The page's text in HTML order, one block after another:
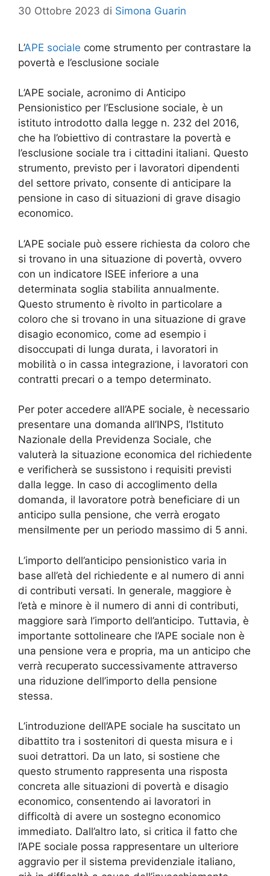
30 Ottobre 2023 di Simona Guarin
L’APE sociale come strumento per contrastare la
povertà e l’esclusione sociale
L’APE sociale, acronimo di Anticipo
Pensionistico per l’Esclusione sociale, è un
istituto introdotto dalla legge n. 232 del 2016,
che ha l’obiettivo di contrastare la povertà e
l’esclusione sociale tra i cittadini italiani. Questo
strumento, previsto per i lavoratori dipendenti
del settore privato, consente di anticipare la
pensione in caso di situazioni di grave disagio
economico.
L’APE sociale può essere richiesta da coloro che
si trovano in una situazione di povertà, ovvero
con un indicatore ISEE inferiore a una
determinata soglia stabilita annualmente.
Questo strumento è rivolto in particolare a
coloro che si trovano in una situazione di grave
disagio economico, come ad esempio i
disoccupati di lunga durata, i lavoratori in
mobilità o in cassa integrazione, i lavoratori con
contratti precari o a tempo determinato.
Per poter accedere all’APE sociale, è necessario
presentare una domanda all’INPS, l’Istituto
Nazionale della Previdenza Sociale, che
valuterà la situazione economica del richiedente
e verificherà se sussistono i requisiti previsti
dalla legge. In caso di accoglimento della
domanda, il lavoratore potrà beneficiare di un
anticipo sulla pensione, che verrà erogato
mensilmente per un periodo massimo di 5 anni.
L’importo dell’anticipo pensionistico varia in
base all’età del richiedente e al numero di anni
di contributi versati. In generale, maggiore è
l’età e minore è il numero di anni di contributi,
maggiore sarà l’importo dell’anticipo. Tuttavia, è
importante sottolineare che l’APE sociale non è
una pensione vera e propria, ma un anticipo che
verrà recuperato successivamente attraverso
una riduzione dell’importo della pensione
stessa.
L’introduzione dell’APE sociale ha suscitato un
dibattito tra i sostenitori di questa misura e i
suoi detrattori. Da un lato, si sostiene che
questo strumento rappresenta una risposta
concreta alle situazioni di povertà e disagio
economico, consentendo ai lavoratori in
difficoltà di avere un sostegno economico
immediato. Dall’altro lato, si critica il fatto che
l’APE sociale possa rappresentare un ulteriore
aggravio per il sistema previdenziale italiano,